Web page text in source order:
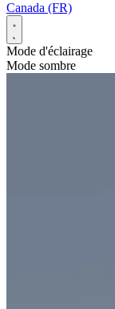
Canada (FR)
Mode d'éclairage
Mode sombre